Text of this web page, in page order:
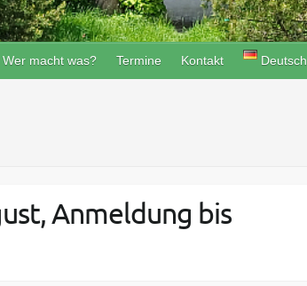
Wer macht was? Termine Kontakt Deutsch
Anmeldung bis